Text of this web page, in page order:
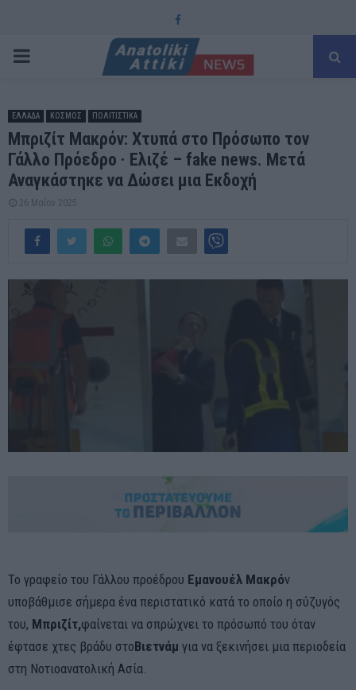
Facebook
PRIMARY
ΕΛΛΑΔΑ ΚΟΣΜΟΣ ΠΟΛΙΤΙΣΤΙΚΑ
Μπριζίτ Μακρόν: Χτυπά στο Πρόσωπο τον
Γάλλο Πρόεδρο · Ελιζέ – fake news. Μετά
Αναγκάστηκε να Δώσει μια Εκδοχή
26 Μαΐου 2025
Το γραφείο του Γάλλου προέδρου Εμανουέλ Μακρόν
υποβάθμισε σήμερα ένα περιστατικό κατά το οποίο η σύζυγός
του, Μπριζίτ,φαίνεται να σπρώχνει το πρόσωπό του όταν
έφτασε χτες βράδυ στοΒιετνάμ για να ξεκινήσει μια περιοδεία
στη Νοτιοανατολική Ασία.